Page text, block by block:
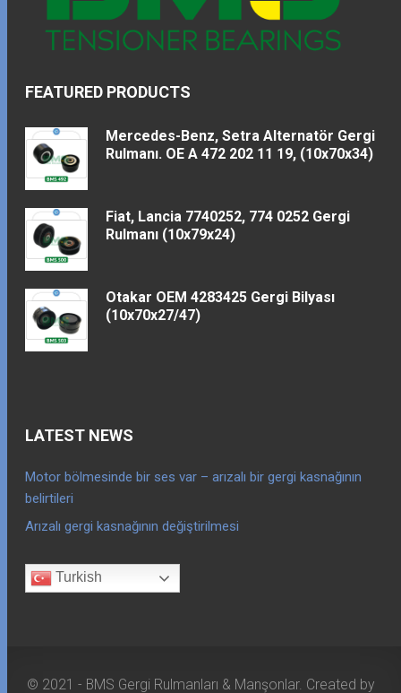
FEATURED PRODUCTS
Mercedes-Benz, Setra Alternatör Gergi
Rulmanı. OE A 472 202 11 19, (10x70x34)
Fiat, Lancia 7740252, 774 0252 Gergi
Rulmanı (10x79x24)
Otakar OEM 4283425 Gergi Bilyası
(10x70x27/47)
LATEST NEWS
Motor bölmesinde bir ses var – arızalı bir gergi kasnağının
belirtileri
Arızalı gergi kasnağının değiştirilmesi
Turkish
© 2021 - BMS Gergi Rulmanları & Manşonlar. Created by